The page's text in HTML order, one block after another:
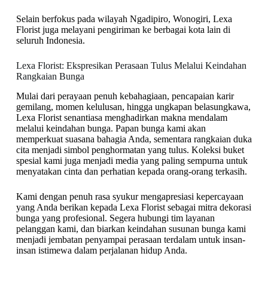
Selain berfokus pada wilayah Ngadipiro, Wonogiri, Lexa
Florist juga melayani pengiriman ke berbagai kota lain di
seluruh Indonesia.
Lexa Florist: Ekspresikan Perasaan Tulus Melalui Keindahan
Rangkaian Bunga
Mulai dari perayaan penuh kebahagiaan, pencapaian karir
gemilang, momen kelulusan, hingga ungkapan belasungkawa,
Lexa Florist senantiasa menghadirkan makna mendalam
melalui keindahan bunga. Papan bunga kami akan
memperkuat suasana bahagia Anda, sementara rangkaian duka
cita menjadi simbol penghormatan yang tulus. Koleksi buket
spesial kami juga menjadi media yang paling sempurna untuk
menyatakan cinta dan perhatian kepada orang-orang terkasih.
Kami dengan penuh rasa syukur mengapresiasi kepercayaan
yang Anda berikan kepada Lexa Florist sebagai mitra dekorasi
bunga yang profesional. Segera hubungi tim layanan
pelanggan kami, dan biarkan keindahan susunan bunga kami
menjadi jembatan penyampai perasaan terdalam untuk insan-
insan istimewa dalam perjalanan hidup Anda.